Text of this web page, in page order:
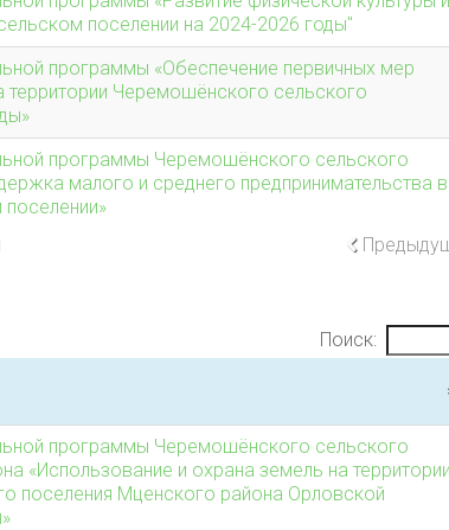
поселении на 2024-2026 годы"
программы «Обеспечение первичных мер
территории Черемошёнского сельского
программы Черемошёнского сельского
малого и среднего предпринимательства в
Поиск:
программы Черемошёнского сельского
«Использование и охрана земель на территории
поселения Мценского района Орловской